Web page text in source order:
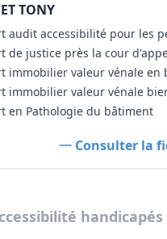
TONY
audit accessibilité pour les
de justice près la cour
immobilier valeur vénale en
immobilier valeur vénale
en Pathologie du bâtiment
Consulter la
handicapés